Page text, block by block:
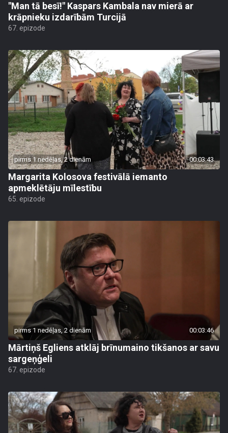
"Man tā besī!" Kaspars Kambala nav mierā ar
krāpnieku izdarībām Turcijā
67. epizode
pirms 1 nedēļas, 2 dienām 00:03:43
Margarita Kolosova festivālā iemanto
apmeklētāju mīlestību
65. epizode
pirms 1 nedēļas, 2 dienām 00:03:46
Mārtiņš Egliens atklāj brīnumaino tikšanos ar savu
sargeņģeli
67. epizode